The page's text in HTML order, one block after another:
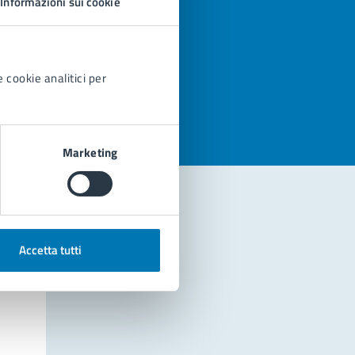
cookie analitici per
Marketing
Accetta tutti